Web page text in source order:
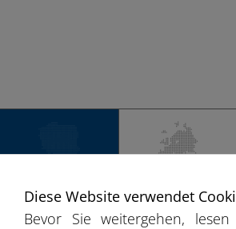
−
Diese Website verwendet
Bevor Sie weitergehen,